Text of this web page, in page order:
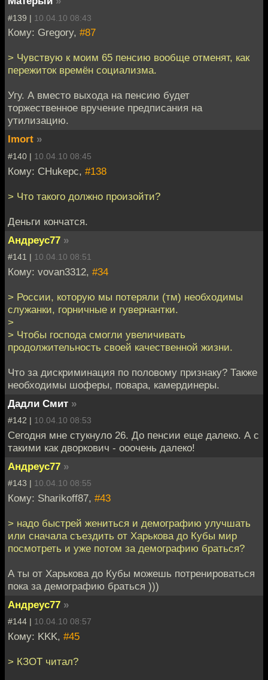
#139 | 10.04.10 08:43
Кому: Gregory, #87
> Чувствую к моим 65 пенсию вообще отменят, как
пережиток времён социализма.
Угу. А вместо выхода на пенсию будет
торжественное вручение предписания на
утилизацию.
Imort »
#140 | 10.04.10 08:45
Кому: CHukepc, #138
> Что такого должно произойти?
Деньги кончатся.
Андреус77 »
#141 | 10.04.10 08:51
Кому: vovan3312, #34
> России, которую мы потеряли (тм) необходимы
служанки, горничные и гувернантки.
>
> Чтобы господа смогли увеличивать
продолжительность своей качественной жизни.
Что за дискриминация по половому признаку? Также
необходимы шоферы, повара, камердинеры.
Дадли Смит »
#142 | 10.04.10 08:53
Сегодня мне стукнуло 26. До пенсии еще далеко. А с
такими как дворкович - ооочень далеко!
Андреус77 »
#143 | 10.04.10 08:55
Кому: Sharikoff87, #43
> надо быстрей жениться и демографию улучшать
или сначала съездить от Харькова до Кубы мир
посмотреть и уже потом за демографию браться?
А ты от Харькова до Кубы можешь потренироваться
пока за демографию браться )))
Андреус77 »
#144 | 10.04.10 08:57
Кому: KKK, #45
> КЗОТ читал?